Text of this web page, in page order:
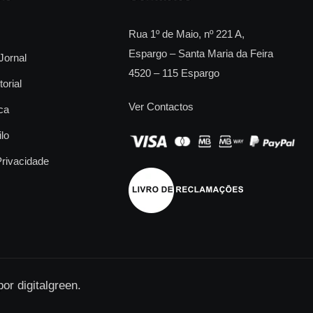
Rua 1º de Maio, nº 221 A,
Espargo – Santa Maria da Feira
4520 – 115 Espargo
Ver Contactos
digitalgreen.